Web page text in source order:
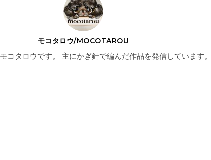
モコタロウ/MOCOTAROU
コタロウです。 主にかぎ針で編んだ作品を発信しています。